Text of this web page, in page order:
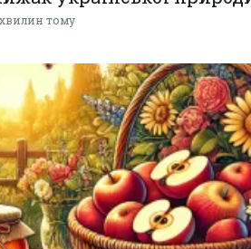
хвилин тому